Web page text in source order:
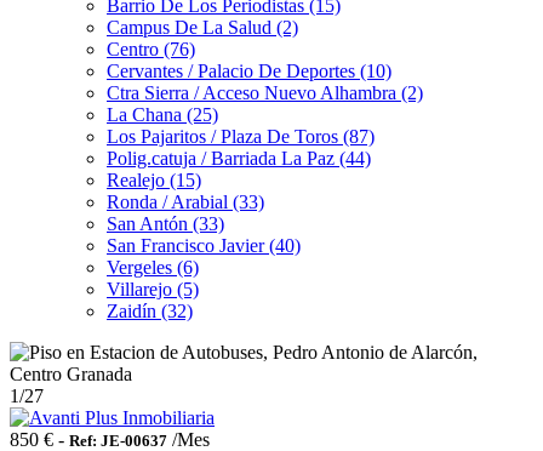
Barrio De Los Periodistas (15)
Campus De La Salud (2)
Centro (76)
Cervantes / Palacio De Deportes (10)
Ctra Sierra / Acceso Nuevo Alhambra (2)
La Chana (25)
Los Pajaritos / Plaza De Toros (87)
Polig.catuja / Barriada La Paz (44)
Realejo (15)
Ronda / Arabial (33)
San Antón (33)
San Francisco Javier (40)
Vergeles (6)
Villarejo (5)
Zaidín (32)
1/27
850 € - Ref: JE-00637 /Mes